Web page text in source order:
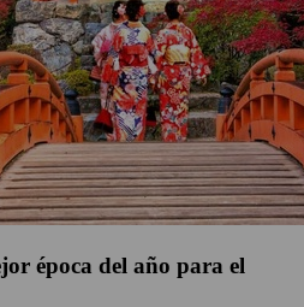
época del año para el